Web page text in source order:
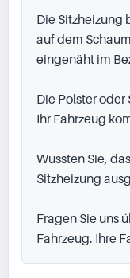
Die Sitzheizung
auf dem
eingenäht im
Die Polster
Ihr Fahrzeug
Wussten Sie,
Sitzheizung
Fragen Sie uns
Fahrzeug. Ihre